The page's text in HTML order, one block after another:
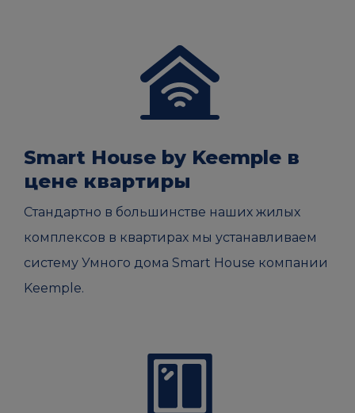
Smart House by Keemple в
цене квартиры
Стандартно в большинстве наших жилых
комплексов в квартирах мы устанавливаем
систему Умного дома Smart House компании
Keemple.